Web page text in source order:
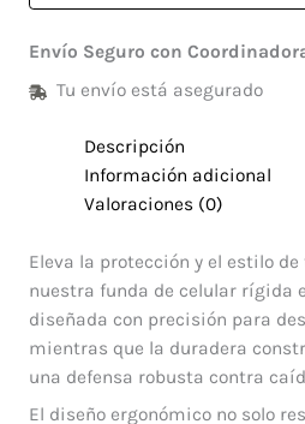
Envío Seguro con
Tu envío está asegurado
Descripción
Información adicional
Valoraciones (0)
Eleva la protección y el estilo
nuestra funda de celular rígida
diseñada con precisión para
mientras que la duradera
una defensa robusta contra
El diseño ergonómico no solo